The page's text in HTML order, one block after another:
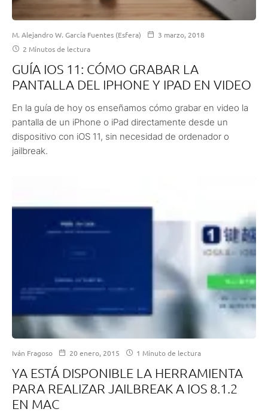
M. Alejandro W. García Fuentes (Esfera)
3 marzo, 2018
2 Minutos de lectura
GUÍA IOS 11: CÓMO GRABAR LA
PANTALLA DEL IPHONE Y IPAD EN VIDEO
En la guía de hoy os enseñamos cómo grabar en video la
pantalla de un iPhone o iPad directamente desde un
dispositivo con iOS 11, sin necesidad de ordenador o
jailbreak.
Iván Fragoso 20 enero, 2015 1 Minuto de lectura
YA ESTÁ DISPONIBLE LA HERRAMIENTA
PARA REALIZAR JAILBREAK A IOS 8.1.2
EN MAC